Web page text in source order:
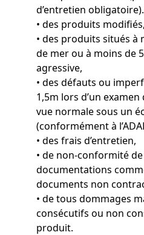
d’entretien obligatoire).
• des produits modifiés,
• des produits situés à
de mer ou à moins de
agressive,
• des défauts ou
1,5m lors d’un
vue normale sous un
(conformément à
• des frais d’entretien,
• de non-conformité
documentations
documents non
• de tous dommages
consécutifs ou non
produit.